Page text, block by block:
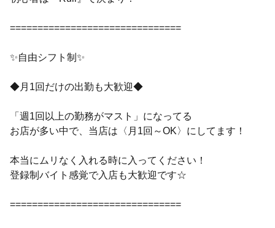
===============================
✨自由シフト制✨
◆月1回だけの出勤も大歓迎◆
「週1回以上の勤務がマスト」になってる
お店が多い中で、当店は〈月1回～OK〉にしてます！
本当にムリなく入れる時に入ってください！
登録制バイト感覚で入店も大歓迎です☆
===============================